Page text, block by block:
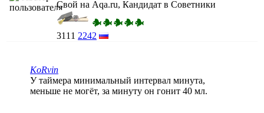
Свой на Aqa.ru, Кандидат в Советники
3111 2242
KoRvin
У таймера минимальный интервал минута,
меньше не могёт, за минуту он гонит 40 мл.